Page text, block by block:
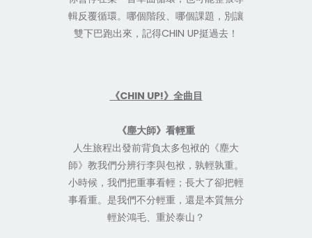
輯反覆循環。哪個階段、哪個課題，別讓
雙下巴跑出來，記得CHIN UP挺過去！
《CHIN UP!》全曲目
《塵大師》看輕重
人生旅程出發前背負太多包袱的《塵大
師》教我們分辨行李與包袱，孰輕孰重。
小時候，我們把重事看輕；長大了卻把輕
事看重。是我們不分輕重，還是本質無分
輕於鴻毛、重於泰山？